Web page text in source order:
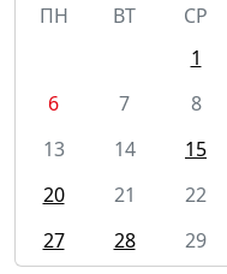
ПН
ВТ СР
1
6
7 8
13
14 15
20
21 22
27
28 29